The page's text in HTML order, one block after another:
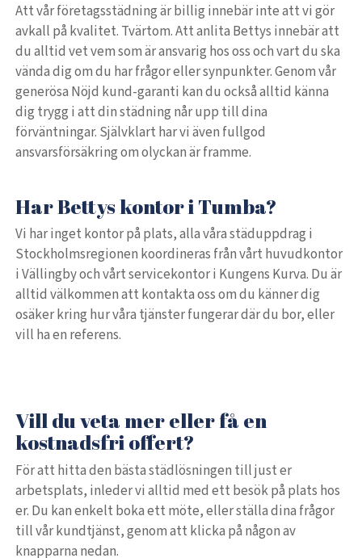
Att vår företagsstädning är billig innebär inte att vi gör
avkall på kvalitet. Tvärtom. Att anlita Bettys innebär att
du alltid vet vem som är ansvarig hos oss och vart du ska
vända dig om du har frågor eller synpunkter. Genom vår
generösa Nöjd kund-garanti kan du också alltid känna
dig trygg i att din städning når upp till dina
förväntningar. Självklart har vi även fullgod
ansvarsförsäkring om olyckan är framme.
Har Bettys kontor i Tumba?
Vi har inget kontor på plats, alla våra städuppdrag i
Stockholmsregionen koordineras från vårt huvudkontor
i Vällingby och vårt servicekontor i Kungens Kurva. Du är
alltid välkommen att kontakta oss om du känner dig
osäker kring hur våra tjänster fungerar där du bor, eller
vill ha en referens.
Vill du veta mer eller få en
kostnadsfri offert?
För att hitta den bästa städlösningen till just er
arbetsplats, inleder vi alltid med ett besök på plats hos
er. Du kan enkelt boka ett möte, eller ställa dina frågor
till vår kundtjänst, genom att klicka på någon av
knapparna nedan.